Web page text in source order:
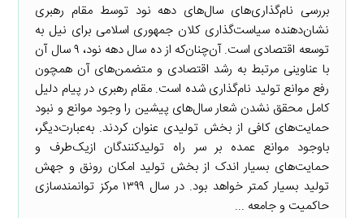
بررسی نام‌گذاری‌های سال‌های دهه نود توسط مقام رهبری
نشان‌دهنده سیاست‌گذاری کلان جمهوری اسلامی برای نیل به
توسعه اقتصادی است. آن‌چنان‌که از ده سال دهه نود، ۹ سال آن
با عناوینی مرتبط به رشد اقتصادی و متضمن‌های آن همچون
رفع موانع تولید نام‌گذاری شده است. مقام رهبری در پیام دلیل
کامل محقق نشدن شعار سال‌های پیشین را وجود موانع و نبود
حمایت‌های کافی از بخش تولیدی عنوان کردند. به‌عبارت‌دیگر،
باوجود موانع عمده بر سر راه تولیدکنندگان ازیک‌طرف و
حمایت‌های بسیار اندک از بخش تولید امکان رونق و جهش
تولید بسیار کمتر خواهد بود. در سال ۱۳۹۹ مرکز توانمندسازی
حاکمیت و جامعه ...